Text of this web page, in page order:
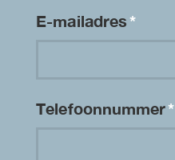
E-mailadres*
Telefoonnummer*